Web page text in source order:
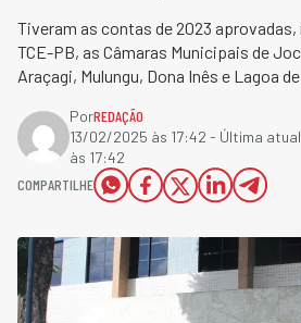
Tiveram as contas de 2023
TCE-PB, as Câmaras Municipais de
Araçagi, Mulungu, Dona Inês e Lagoa
PorREDAÇÃO
13/02/2025 às 17:42 - Última
às 17:42
COMPARTILHE